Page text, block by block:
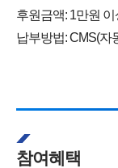
후원금액: 1만원
납부방법: CMS(자
참여혜택